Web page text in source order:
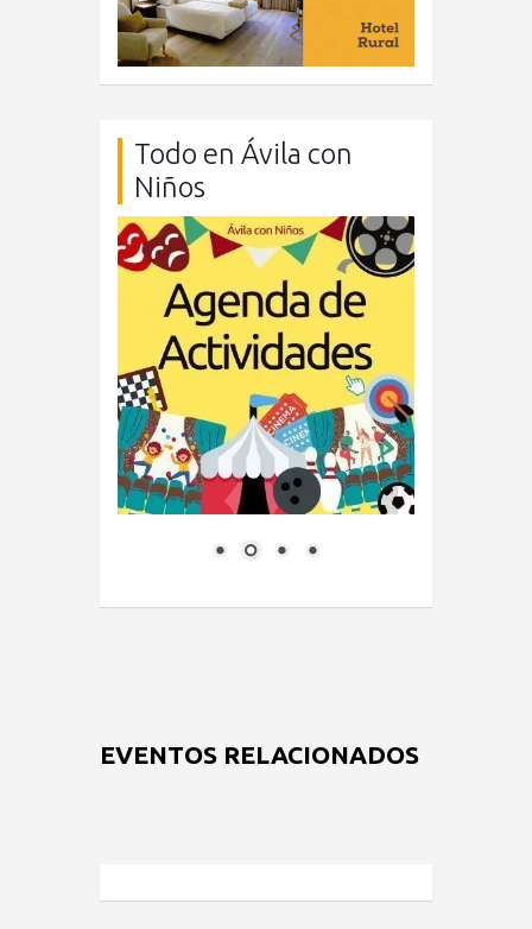
Todo en Ávila con
Niños
EVENTOS RELACIONADOS